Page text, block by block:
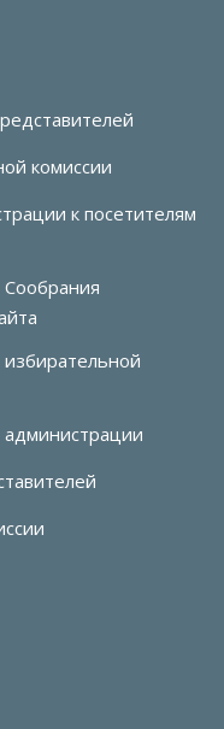
комиссии
к посетителям